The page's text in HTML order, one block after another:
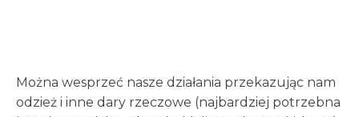
Można wesprzeć nasze działania przekazując nam
odzież i inne dary rzeczowe (najbardziej potrzebna